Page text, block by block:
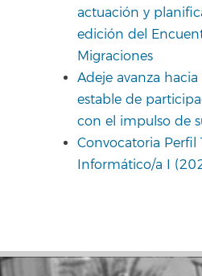
actuación y
edición del
Migraciones
Adeje avanza
estable de
con el impulso de
Convocatoria Perfil
Informático/a I